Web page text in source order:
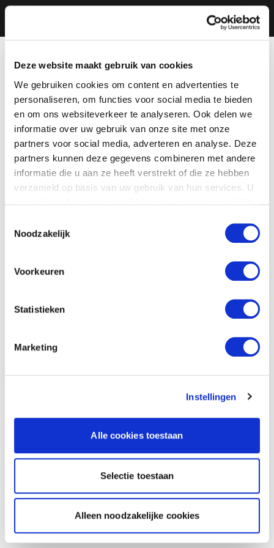
Deze website maakt gebruik van cookies
We gebruiken cookies om content en advertenties te
personaliseren, om functies voor social media te bieden
en om ons websiteverkeer te analyseren. Ook delen we
informatie over uw gebruik van onze site met onze
partners voor social media, adverteren en analyse. Deze
partners kunnen deze gegevens combineren met andere
informatie die u aan ze heeft verstrekt of die ze hebben
verzameld op basis van uw gebruik van hun services. U
Noodzakelijk
Voorkeuren
Statistieken
Marketing
Instellingen
Alle cookies toestaan
Selectie toestaan
Alleen noodzakelijke cookies